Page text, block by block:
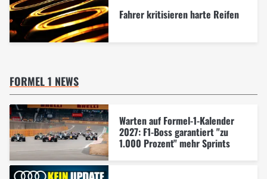
Fahrer kritisieren harte Reifen
FORMEL 1 NEWS
Warten auf Formel-1-Kalender
2027: F1-Boss garantiert "zu
1.000 Prozent" mehr Sprints